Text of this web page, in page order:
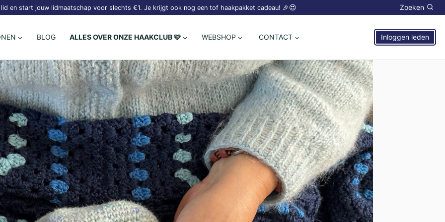
en start jouw lidmaatschap voor slechts €1. Je krijgt ook nog een tof haakpakket cadeau! 🎉😍 Zoeken
BLOG ALLES OVER ONZE HAAKCLUB 🩷 WEBSHOP CONTACT Inloggen leden